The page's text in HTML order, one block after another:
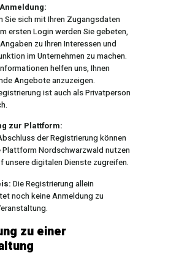
Sie sich mit Ihren Zugangsdaten
ersten Login werden Sie gebeten,
zu Ihren Interessen und
im Unternehmen zu machen.
helfen uns, Ihnen
Angebote anzuzeigen.
ist auch als Privatperson
zur Plattform:
der Registrierung können
Plattform Nordschwarzwald nutzen
unsere digitalen Dienste zugreifen.
Die Registrierung allein
noch keine Anmeldung zu
zu einer